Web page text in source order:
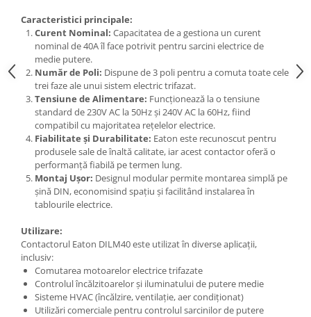
Separatoare de sarcina
Stabilizatoare
Transformatoare
SIGURANTE AUTOMATE
Sigurante automate
CORPURI SI SURSE DE ILUMINAT
Corpuri iluminat exterior
Corpuri iluminat interior
Surse de iluminat
TABLOURI SI ACCESORII
Tablou organizare santier
Metalice
Caracteristici principale:
Curent Nominal: Capacitatea de a gestiona un curent
nominal de 40A îl face potrivit pentru sarcini electrice de
medie putere.
Număr de Poli: Dispune de 3 poli pentru a comuta toate cele
trei faze ale unui sistem electric trifazat.
Tensiune de Alimentare: Funcționează la o tensiune
standard de 230V AC la 50Hz și 240V AC la 60Hz, fiind
compatibil cu majoritatea rețelelor electrice.
Fiabilitate și Durabilitate: Eaton este recunoscut pentru
produsele sale de înaltă calitate, iar acest contactor oferă o
performanță fiabilă pe termen lung.
Montaj Ușor: Designul modular permite montarea simplă pe
șină DIN, economisind spațiu și facilitând instalarea în
tablourile electrice.
Utilizare:
Contactorul Eaton DILM40 este utilizat în diverse aplicații,
inclusiv:
Comutarea motoarelor electrice trifazate
Controlul încălzitoarelor și iluminatului de putere medie
Sisteme HVAC (încălzire, ventilație, aer condiționat)
Utilizări comerciale pentru controlul sarcinilor de putere